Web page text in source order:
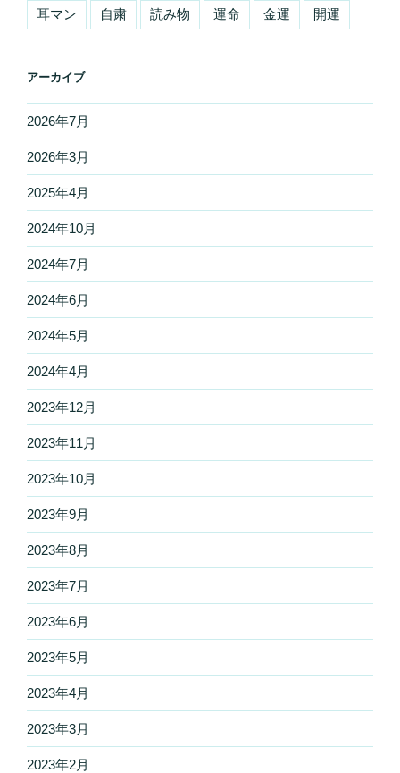
耳マン 自粛 読み物 運命 金運 開運
アーカイブ
2026年7月
2026年3月
2025年4月
2024年10月
2024年7月
2024年6月
2024年5月
2024年4月
2023年12月
2023年11月
2023年10月
2023年9月
2023年8月
2023年7月
2023年6月
2023年5月
2023年4月
2023年3月
2023年2月